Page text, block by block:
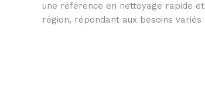
une référence en nettoyage rapide
région, répondant aux besoins variés